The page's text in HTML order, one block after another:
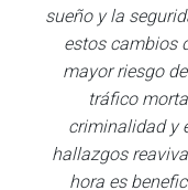
sueño y la
estos cambios
mayor riesgo
tráfico
criminalidad y
hallazgos
hora es